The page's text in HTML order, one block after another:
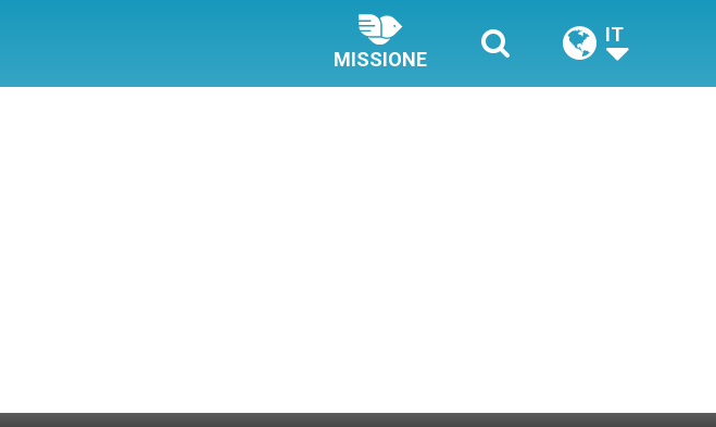
MISSIONE
IT